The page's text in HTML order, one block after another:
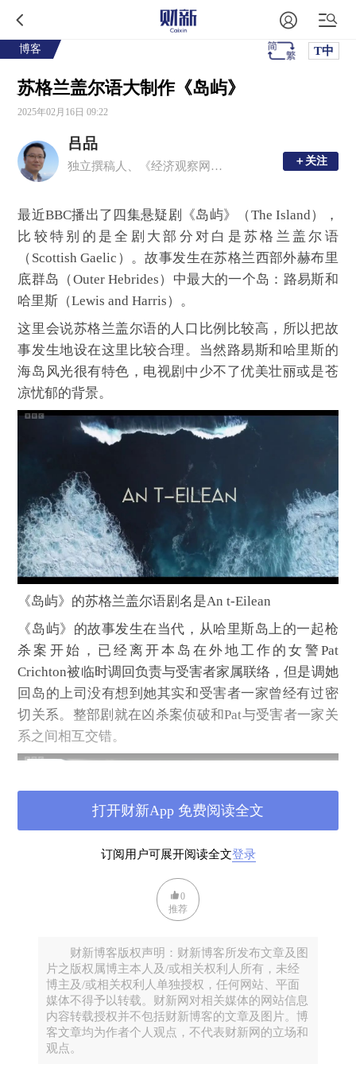
博客 T中
苏格兰盖尔语大制作《岛屿》
2025年02月16日 09:22
吕品
独立撰稿人、《经济观察网》特约记者 ＋关注
＋关注
最近BBC播出了四集悬疑剧《岛屿》（The Island），
比较特别的是全剧大部分对白是苏格兰盖尔语
（Scottish Gaelic）。故事发生在苏格兰西部外赫布里
底群岛（Outer Hebrides）中最大的一个岛：路易斯和
哈里斯（Lewis and Harris）。
这里会说苏格兰盖尔语的人口比例比较高，所以把故
事发生地设在这里比较合理。当然路易斯和哈里斯的
海岛风光很有特色，电视剧中少不了优美壮丽或是苍
凉忧郁的背景。
《岛屿》的苏格兰盖尔语剧名是An t-Eilean
《岛屿》的故事发生在当代，从哈里斯岛上的一起枪
杀案开始，已经离开本岛在外地工作的女警Pat
Crichton被临时调回负责与受害者家属联络，但是调她
回岛的上司没有想到她其实和受害者一家曾经有过密
切关系。整部剧就在凶杀案侦破和Pat与受害者一家关
系之间相互交错。
女主角由Sorcha Groundsell饰演
订阅用户可展开阅读全文登录
打开财新App 免费阅读全文
0
推荐
财新博客版权声明：财新博客所发布文章及图
片之版权属博主本人及/或相关权利人所有，未经
博主及/或相关权利人单独授权，任何网站、平面
媒体不得予以转载。财新网对相关媒体的网站信息
内容转载授权并不包括财新博客的文章及图片。博
客文章均为作者个人观点，不代表财新网的立场和
观点。